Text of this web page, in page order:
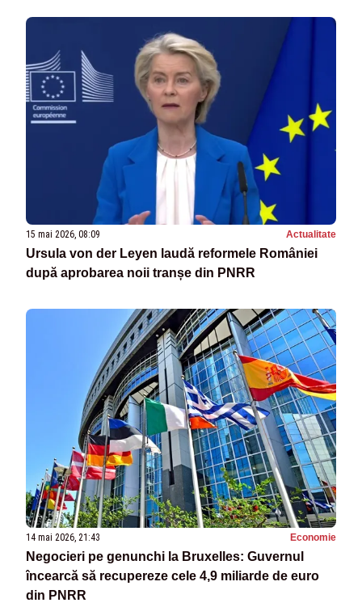
15 mai 2026, 08:09 Actualitate
Ursula von der Leyen laudă reformele României
după aprobarea noii tranșe din PNRR
14 mai 2026, 21:43 Economie
Negocieri pe genunchi la Bruxelles: Guvernul
încearcă să recupereze cele 4,9 miliarde de euro
din PNRR